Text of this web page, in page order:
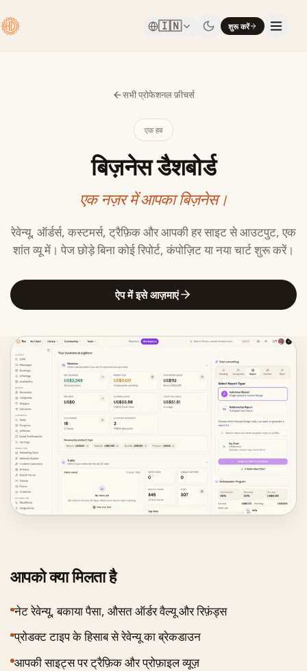
🇮🇳 शुरू करें
सभी प्रोफेशनल फ़ीचर्स
एक हब
बिज़नेस डैशबोर्ड
एक नज़र में आपका बिज़नेस।
रेवेन्यू, ऑर्डर्स, कस्टमर्स, ट्रैफ़िक और आपकी हर साइट से आउटपुट, एक
शांत व्यू में। पेज छोड़े बिना कोई रिपोर्ट, कंपोज़िट या नया चार्ट शुरू करें।
ऐप में इसे आज़माएं
आपको क्या मिलता है
नेट रेवेन्यू, बकाया पैसा, औसत ऑर्डर वैल्यू और रिफ़ंड्स
प्रोडक्ट टाइप के हिसाब से रेवेन्यू का ब्रेकडाउन
आपकी साइट्स पर ट्रैफ़िक और प्रोफ़ाइल व्यूज़